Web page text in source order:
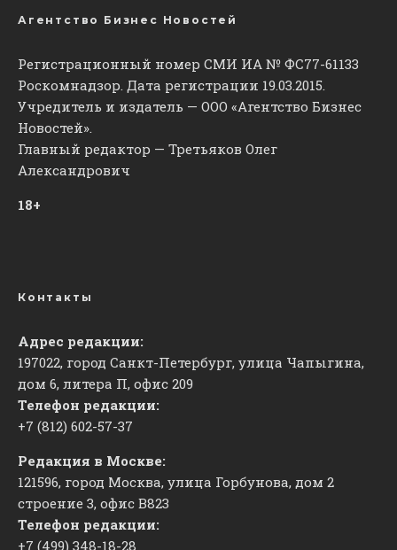
Агентство Бизнес Новостей
Регистрационный номер СМИ ИА № ФС77-61133
Роскомнадзор. Дата регистрации 19.03.2015.
Учредитель и издатель — ООО «Агентство Бизнес
Новостей».
Главный редактор — Третьяков Олег
Александрович
18+
Контакты
Адрес редакции:
197022, город Санкт-Петербург, улица Чапыгина,
дом 6, литера П, офис 209
Телефон редакции:
+7 (812) 602-57-37
Редакция в Москве:
121596, город Москва, улица Горбунова, дом 2
строение 3, офис ​В823
Телефон редакции:
+7 (499) 348-18-28